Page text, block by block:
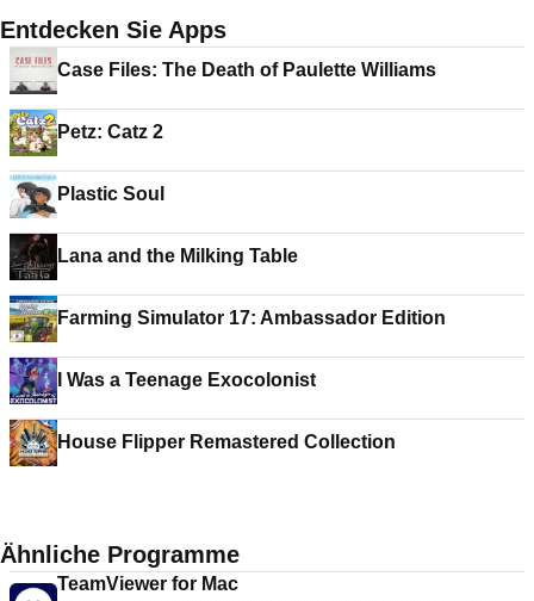
Entdecken Sie Apps
Case Files: The Death of Paulette Williams
Petz: Catz 2
Plastic Soul
Lana and the Milking Table
Farming Simulator 17: Ambassador Edition
I Was a Teenage Exocolonist
House Flipper Remastered Collection
Ähnliche Programme
TeamViewer for Mac